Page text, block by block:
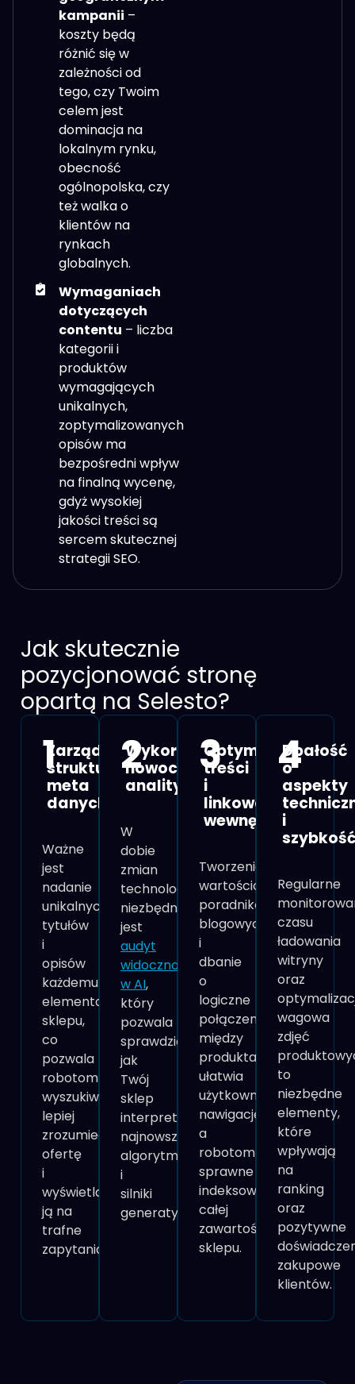
kampanii –
koszty będą
różnić się w
zależności od
tego, czy Twoim
celem jest
dominacja na
lokalnym rynku,
obecność
ogólnopolska, czy
też walka o
klientów na
rynkach
globalnych.
Wymaganiach
dotyczących
contentu – liczba
kategorii i
produktów
wymagających
unikalnych,
zoptymalizowanych
opisów ma
bezpośredni wpływ
na finalną wycenę,
gdyż wysokiej
jakości treści są
sercem skutecznej
strategii SEO.
Jak skutecznie
pozycjonować stronę
opartą na Selesto?
1
Zarządzanie
strukturą
meta
danych
Ważne
jest
nadanie
unikalnych
tytułów
i
opisów
każdemu
elementowi
sklepu,
co
pozwala
robotom
wyszukiwarki
lepiej
zrozumieć
ofertę
i
wyświetlać
ją na
trafne
zapytania.
2
Wykorzystanie
nowoczesnej
analityki
W
dobie
zmian
technologicznych
niezbędny
jest
audyt
widoczności
w AI,
który
pozwala
sprawdzić,
jak
Twój
sklep
interpretują
najnowsze
algorytmy
i
silniki
generatywne.
3
Optymalizacja
treści
i
linkowania
wewnętrznego
Tworzenie
wartościowych
poradników
blogowych
i
dbanie
o
logiczne
połączenia
między
produktami
ułatwia
użytkownikom
nawigację,
a
robotom
sprawne
indeksowanie
całej
zawartości
sklepu.
4
Dbałość
o
aspekty
i
Regularne
czasu
ładowania
witryny
oraz
wagowa
zdjęć
to
niezbędne
elementy,
które
wpływają
na
ranking
oraz
pozytywne
zakupowe
klientów.